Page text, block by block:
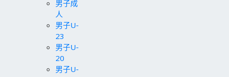
男子成
人
男子U-
23
男子U-
20
男子U-